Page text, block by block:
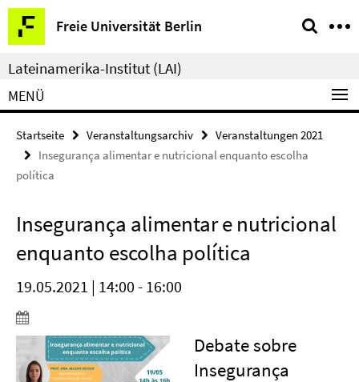
Springe
direkt
zu
Inhalt
Freie Universität Berlin
Service-
Navigation
Lateinamerika-Institut (LAI)
MENÜ
Startseite Veranstaltungsarchiv
Veranstaltungen 2021
Insegurança alimentar e nutricional enquanto escolha
política
Insegurança alimentar e nutricional
enquanto escolha política
19.05.2021 | 14:00 - 16:00
Debate sobre
Insegurança